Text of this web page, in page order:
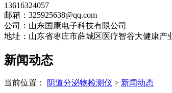
13616324057
邮箱：325925638@qq.com
公司：山东国康电子科技有限公司
地址：山东省枣庄市薛城区医疗智谷大健康产
新闻动态
当前位置： 阴道分泌物检测仪 > 新闻动态